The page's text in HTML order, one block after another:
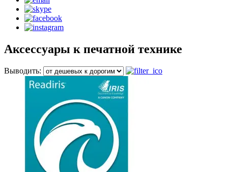
Аксессуары к печатной технике
Выводить: